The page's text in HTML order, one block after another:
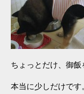
ちょっとだけ、御飯
本当に少しだけです。